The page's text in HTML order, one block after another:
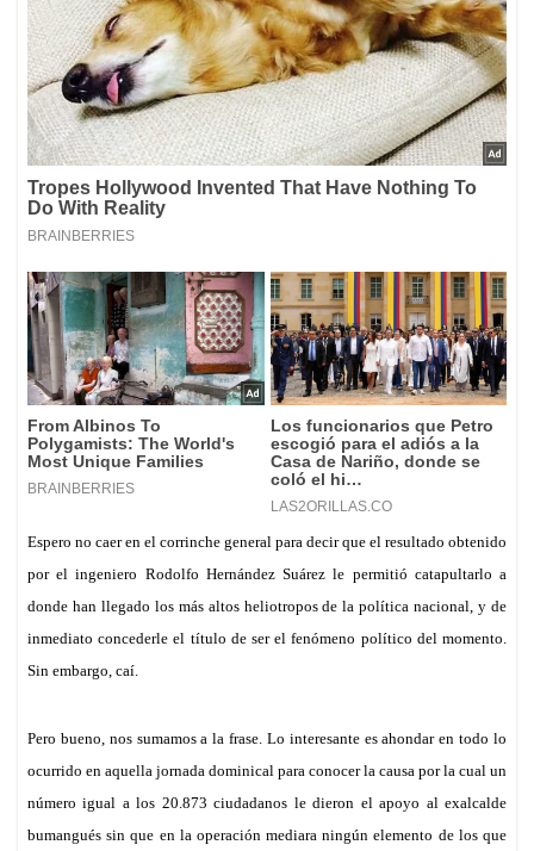
Espero no caer en el corrinche general para decir que el resultado obtenido
por el ingeniero Rodolfo Hernández Suárezle permitió catapultarlo a
donde han llegado losmás altos heliotropos de la política nacional,y de
inmediatoconcederle el título de ser el fenómeno político del momento.
Sin embargo, caí.
Pero bueno, nos sumamos a la frase. Lo interesante es ahondar en todo lo
ocurrido en aquella jornada dominical para conocerla causa por la cual un
número igual a los 20.873 ciudadanos le dieron el apoyo al exalcalde
bumanguéssin que en la operación mediara ningún elemento de los que